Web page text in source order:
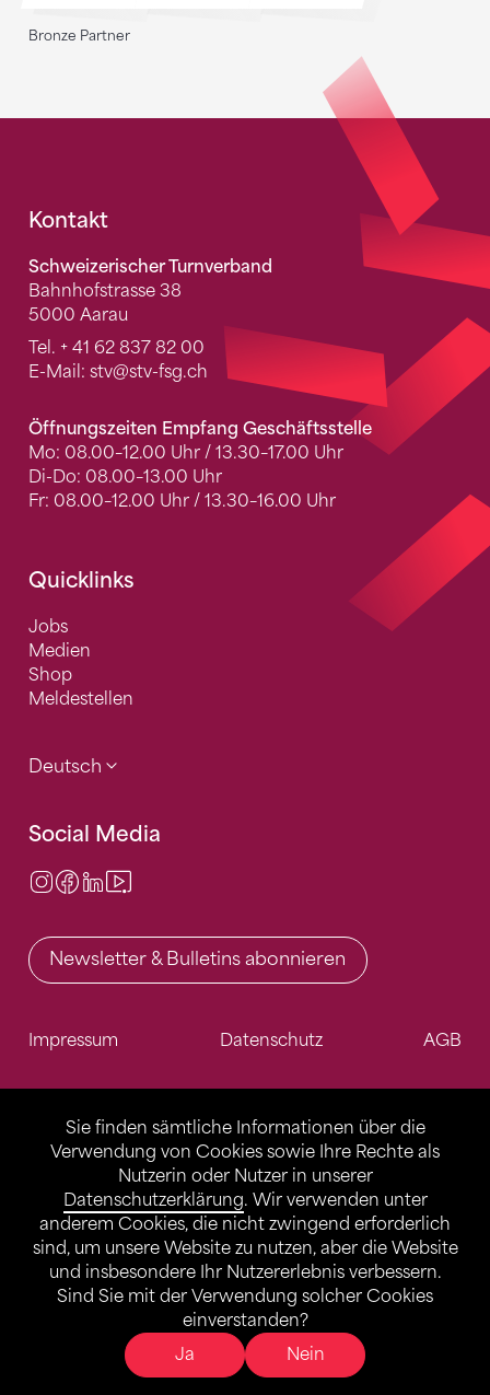
Sie finden sämtliche Informationen über die
Verwendung von Cookies sowie Ihre Rechte als
Nutzerin oder Nutzer in unserer
Datenschutzerklärung. Wir verwenden unter
anderem Cookies, die nicht zwingend erforderlich
sind, um unsere Website zu nutzen, aber die Website
und insbesondere Ihr Nutzererlebnis verbessern.
Sind Sie mit der Verwendung solcher Cookies
einverstanden?
Ja
Nein
Bronze Partner
Fusszeile
Kontakt
Schweizerischer Turnverband
Bahnhofstrasse 38
5000 Aarau
Tel. + 41 62 837 82 00
E-Mail: stv@stv-fsg.ch
Öffnungszeiten Empfang Geschäftsstelle
Mo: 08.00–12.00 Uhr / 13.30–17.00 Uhr
Di-Do: 08.00–13.00 Uhr
Fr: 08.00–12.00 Uhr / 13.30–16.00 Uhr
Quicklinks
Jobs
Medien
Shop
Meldestellen
Deutsch
Social Media
Instagram
Facebook
LinkedIn
Newsletter & Bulletins abonnieren
Impressum Datenschutz AGB